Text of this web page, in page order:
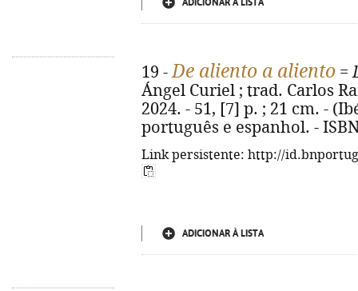
ADICIONAR À LISTA
19 -De aliento a aliento =
Ángel Curiel ; trad. Carlos
2024. - 51, [7] p. ; 21 cm. -
português e espanhol. -
Link persistente: http://
ADICIONAR À LISTA